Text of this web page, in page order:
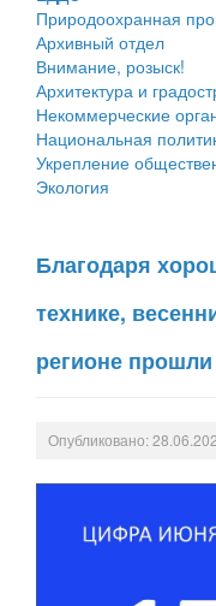
Природоохранная
Архивный отдел
Внимание, розыск!
Архитектура и
Некоммерческие
Национальная
Укрепление
Экология
Благодаря
технике,
регионе
Опубликовано: